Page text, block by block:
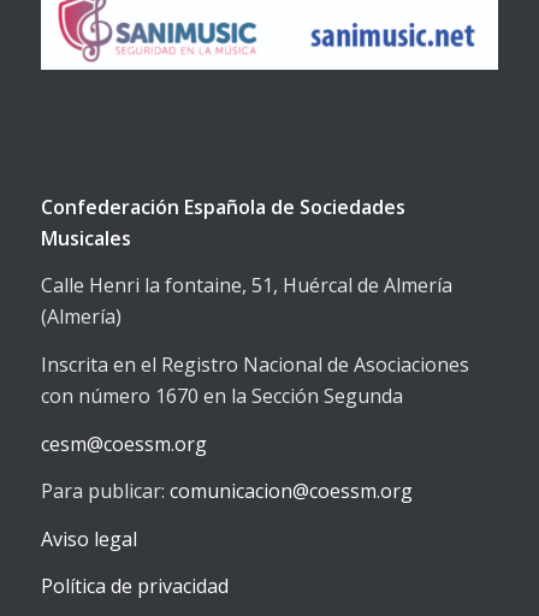
Confederación Española de Sociedades
Musicales
Calle Henri la fontaine, 51, Huércal de Almería
(Almería)
Inscrita en el Registro Nacional de Asociaciones
con número 1670 en la Sección Segunda
cesm@coessm.org
Para publicar: comunicacion@coessm.org
Aviso legal
Política de privacidad